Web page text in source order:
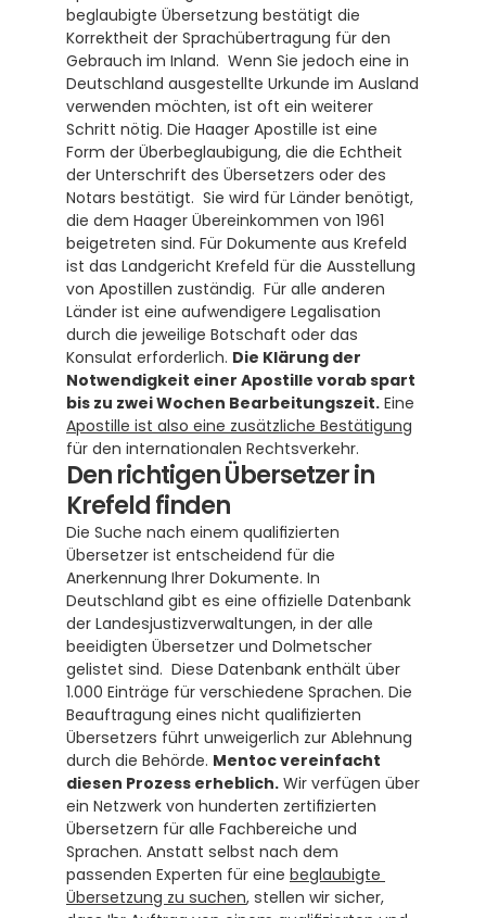
beglaubigte Übersetzung bestätigt die
Korrektheit der Sprachübertragung für den
Gebrauch im Inland.  Wenn Sie jedoch eine in
Deutschland ausgestellte Urkunde im Ausland
verwenden möchten, ist oft ein weiterer
Schritt nötig. Die Haager Apostille ist eine
Form der Überbeglaubigung, die die Echtheit
der Unterschrift des Übersetzers oder des
Notars bestätigt.  Sie wird für Länder benötigt,
die dem Haager Übereinkommen von 1961
beigetreten sind. Für Dokumente aus Krefeld
ist das Landgericht Krefeld für die Ausstellung
von Apostillen zuständig.  Für alle anderen
Länder ist eine aufwendigere Legalisation
durch die jeweilige Botschaft oder das
Konsulat erforderlich. Die Klärung der
Notwendigkeit einer Apostille vorab spart
bis zu zwei Wochen Bearbeitungszeit.
Apostille ist also eine zusätzliche Bestätigung
für den internationalen Rechtsverkehr.
Den richtigen Übersetzer in
Krefeld finden
Die Suche nach einem qualifizierten
Übersetzer ist entscheidend für die
Anerkennung Ihrer Dokumente. In
Deutschland gibt es eine offizielle Datenbank
der Landesjustizverwaltungen, in der alle
beeidigten Übersetzer und Dolmetscher
gelistet sind.  Diese Datenbank enthält über
1.000 Einträge für verschiedene Sprachen. Die
Beauftragung eines nicht qualifizierten
Übersetzers führt unweigerlich zur Ablehnung
durch die Behörde. Mentoc vereinfacht
diesen Prozess erheblich. Wir verfügen über
ein Netzwerk von hunderten zertifizierten
Übersetzern für alle Fachbereiche und
Sprachen. Anstatt selbst nach dem
passenden Experten für eine beglaubigte
Übersetzung zu suchen, stellen wir sicher,